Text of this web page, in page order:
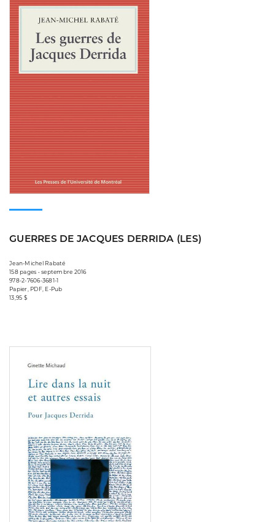
GUERRES DE JACQUES DERRIDA (LES)
Jean-Michel Rabaté
158 pages • septembre 2016
978-2-7606-3681-1
Papier, PDF, E-Pub
13,95 $